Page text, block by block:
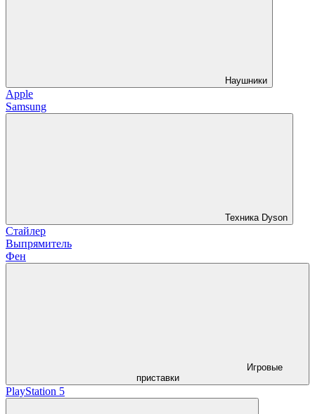
Наушники
Apple
Samsung
Техника Dyson
Стайлер
Выпрямитель
Фен
Игровые
приставки
PlayStation 5